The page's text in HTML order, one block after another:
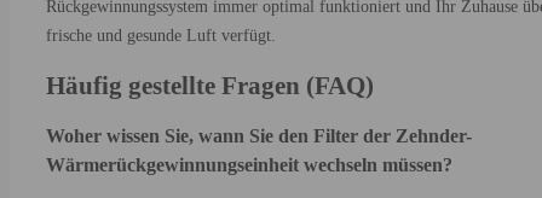
Rückgewinnungssystem immer optimal funktioniert und Ihr Zuhause
frische und gesunde Luft verfügt.
Häufig gestellte Fragen (FAQ)
Woher wissen Sie, wann Sie den Filter der Zehnder-
Wärmerückgewinnungseinheit wechseln müssen?